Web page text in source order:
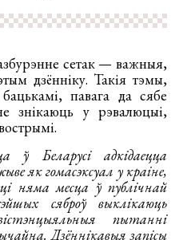
сетак — важныя,
дзённіку. Такія тэмы,
павага да сябе
знікаюць у рэвалюцыі,
ў Беларусі адкідаецца
як гомасэксуал у краіне,
няма месца ў публічнай
сяброў выклікаюць
пытанні
Дзённікавыя запісы